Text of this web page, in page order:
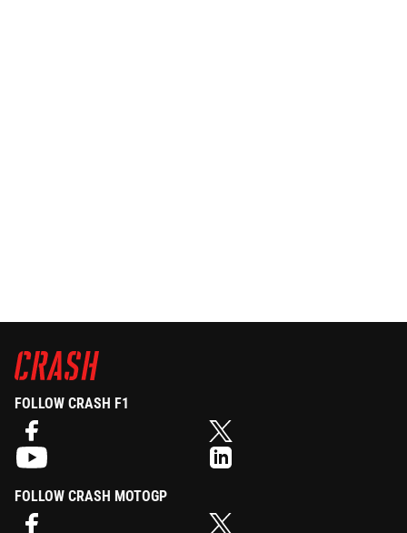
FOLLOW CRASH F1
FOLLOW CRASH MOTOGP